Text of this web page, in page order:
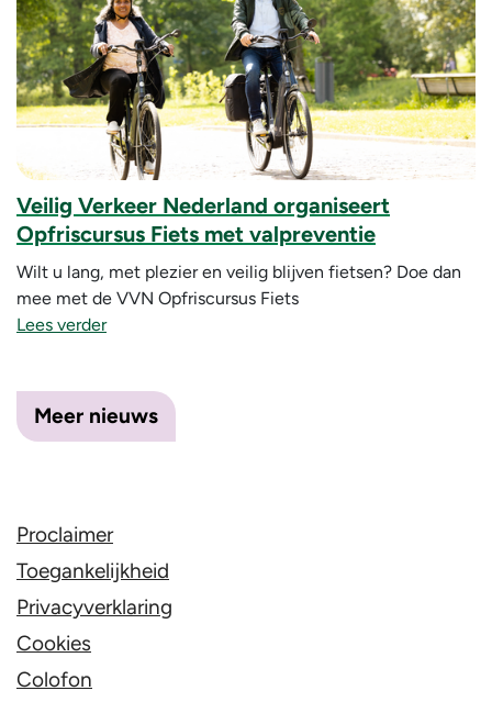
Veilig Verkeer Nederland organiseert
Opfriscursus Fiets met valpreventie
Wilt u lang, met plezier en veilig blijven fietsen? Doe dan
mee met de VVN Opfriscursus Fiets
Lees verder
Meer nieuws
Proclaimer
Toegankelijkheid
Privacyverklaring
Cookies
Colofon